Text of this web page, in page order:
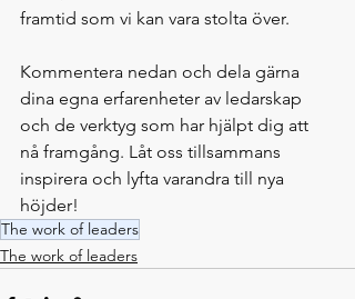
framtid som vi kan vara stolta över.
Kommentera nedan och dela gärna
dina egna erfarenheter av ledarskap
och de verktyg som har hjälpt dig att
nå framgång. Låt oss tillsammans
inspirera och lyfta varandra till nya
höjder!
The work of leaders
The work of leaders